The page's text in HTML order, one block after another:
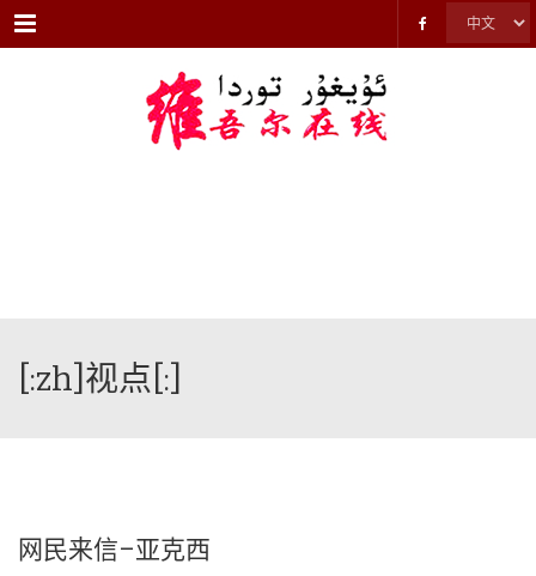
Menu
[:zh]视点[:]
网民来信–亚克西